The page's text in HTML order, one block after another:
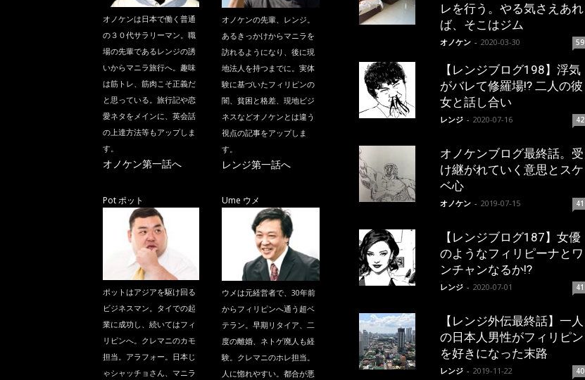
オノケンは日本で働く普通
の３０代サラリーマン。職
場の先輩であるレンジの誘
いからマニラ旅行へ。趣味
は筋トレ、筋肉こそ正義だ
と思っている。旅行記や恋
愛ネタをメインに、英会話
の上達方法等もアップしま
す。
オノケン第一話へ
オノケンの先輩、レンジ。
あるきっかけからマニラを
訪れるようになり、後に現
地法人を持つまでに。実体
験に基づいたフィリピンの
闇、貧困と格差、現地ビジ
ネスなどオノケンとは違う
視点の記事をアップしま
す。
レンジ第一話へ
Pot ポット
ポットはアジアを駆け回る
ビジネスマン。タイでの起
業に成功し、続いてはフィ
リピンへ。クレマニのカモ
担当。アラフォー。日本じ
ゃシャッチョさん、マニラ
Ume ウメ
ウメは元経営者で、30年前
からフィリピンへ通う超ベ
テラン。早期リタイア、二
度の離婚、ネトゲ廃人も経
験。クレマニのホレ担当。
人に惚れやすい。都合が悪
レを行う。やる気さえあれ
ば、そこはジム
オノケン - 2020-03-30 59
【レンジブログ198】浮気
がバレて修羅場!? 二人の彼
女と話し合い
レンジ - 2020-07-16 42
オノケンブログ最終話。受
け継がれていく意思とスケ
ベ心
オノケン - 2019-07-15 41
【レンジブログ187】女優
のようなフィリピーナとワ
ンチャンなるか!?
レンジ - 2020-07-01 41
【レンジ外伝最終話】一人
の日本人男性がフィリピン
を好きになった末路
レンジ - 2019-11-22 40